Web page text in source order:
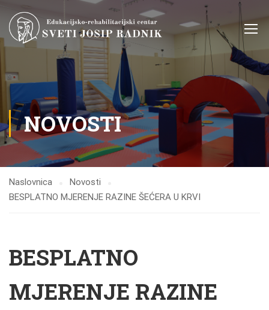
NOVOSTI
Naslovnica
Novosti
BESPLATNO MJERENJE RAZINE ŠEĆERA U KRVI
BESPLATNO
MJERENJE RAZINE